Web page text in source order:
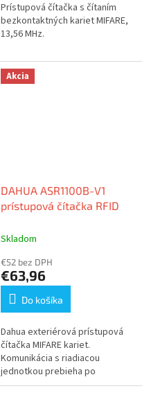
Prístupová čítačka s čítaním
bezkontaktných kariet MIFARE,
13,56 MHz.
Akcia
DAHUA ASR1100B-V1
prístupová čítačka RFID
Skladom
€52 bez DPH
€63,96
Do košíka
Dahua exteriérová prístupová
čítačka MIFARE kariet.
Komunikácia s riadiacou
jednotkou prebieha po
dvojvodiči cez protokol RS-485.